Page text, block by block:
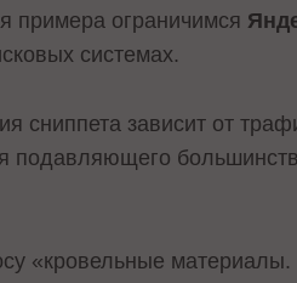
примера ограничимся
системах.
сниппета зависит от
подавляющего
«кровельные материалы.